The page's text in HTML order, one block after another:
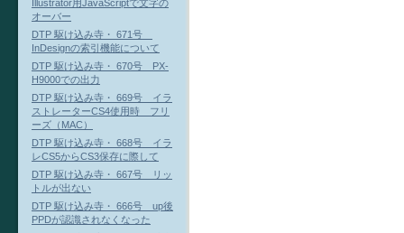
Illustrator用JavaScriptで文字の
オーバー
DTP 駆け込み寺・ 671号
InDesignの索引機能について
DTP 駆け込み寺・ 670号 PX-
H9000での出力
DTP 駆け込み寺・ 669号 イラ
ストレーターCS4使用時 フリ
ーズ（MAC）
DTP 駆け込み寺・ 668号 イラ
レCS5からCS3保存に際して
DTP 駆け込み寺・ 667号 リッ
トルが出ない
DTP 駆け込み寺・ 666号 up後
PPDが認識されなくなった